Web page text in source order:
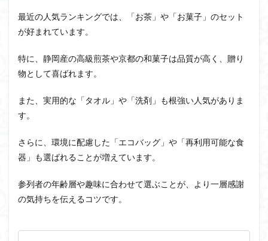
最近の人気ランキングでは、「お茶」や「お菓子」のセット
が好まれています。
特に、静岡産の高級煎茶や京都の和菓子は品質が高く、贈り
物として喜ばれます。
また、実用的な「タオル」や「洗剤」も根強い人気がありま
す。
さらに、環境に配慮した「エコバッグ」や「再利用可能な食
器」も選ばれることが増えています。
参列者の年齢層や趣味に合わせて選ぶことが、より一層感謝
の気持ちを伝えるコツです。